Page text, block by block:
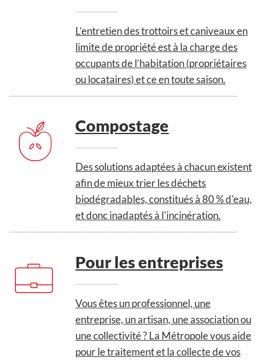
L’entretien des trottoirs et caniveaux en
limite de propriété est à la charge des
occupants de l’habitation (propriétaires
ou locataires) et ce en toute saison.
Compostage
Des solutions adaptées à chacun existent
afin de mieux trier les déchets
biodégradables, constitués à 80 % d'eau,
et donc inadaptés à l'incinération.
Pour les entreprises
Vous êtes un professionnel, une
entreprise, un artisan, une association ou
une collectivité ? La Métropole vous aide
pour le traitement et la collecte de vos